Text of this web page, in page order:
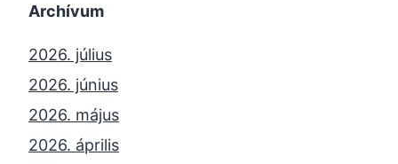
Archívum
2026. július
2026. június
2026. május
2026. április